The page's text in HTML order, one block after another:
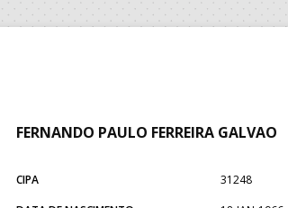
FERNANDO PAULO FERREIRA GALVAO
CIPA
31248